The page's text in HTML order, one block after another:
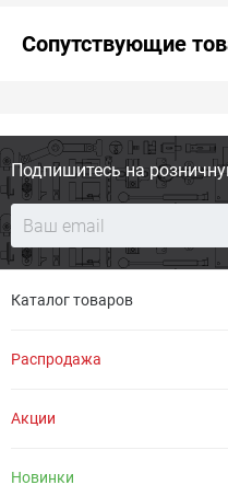
Сопутствующие
Подпишитесь на
Каталог товаров
Распродажа
Акции
Новинки